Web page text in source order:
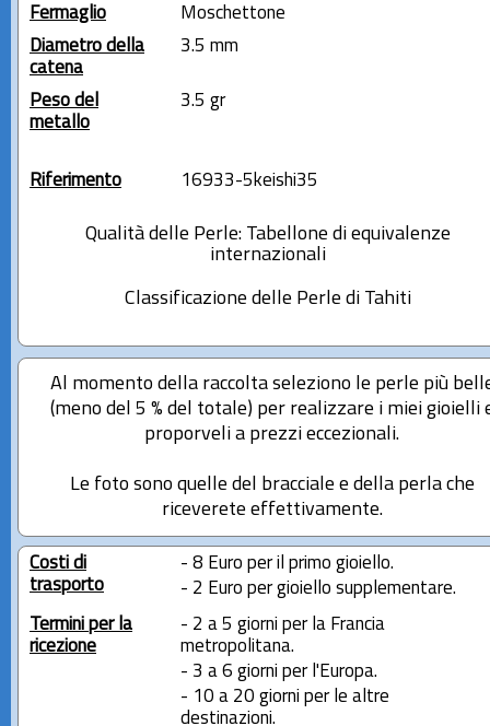
Fermaglio
Moschettone
Diametro della
catena
3.5 mm
Peso del
metallo
3.5 gr
Riferimento 16933-5keishi35
Qualità delle Perle: Tabellone di equivalenze
internazionali
Classificazione delle Perle di Tahiti
Al momento della raccolta seleziono le perle più
(meno del 5 % del totale) per realizzare i miei gioielli
proporveli a prezzi eccezionali.
Le foto sono quelle del bracciale e della perla che
riceverete effettivamente.
Costi di
trasporto
- 8 Euro per il primo gioiello.
- 2 Euro per gioiello supplementare.
Termini per la
ricezione
- 2 a 5 giorni per la Francia
metropolitana.
- 3 a 6 giorni per l'Europa.
- 10 a 20 giorni per le altre
destinazioni.